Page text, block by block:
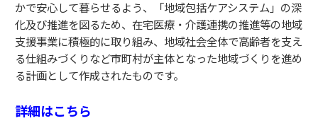
かで安心して暮らせるよう、「地域包括ケアシステム」の深
化及び推進を図るため、在宅医療・介護連携の推進等の地域
支援事業に積極的に取り組み、地域社会全体で高齢者を支え
る仕組みづくりなど市町村が主体となった地域づくりを進め
る計画として作成されたものです。
詳細はこちら